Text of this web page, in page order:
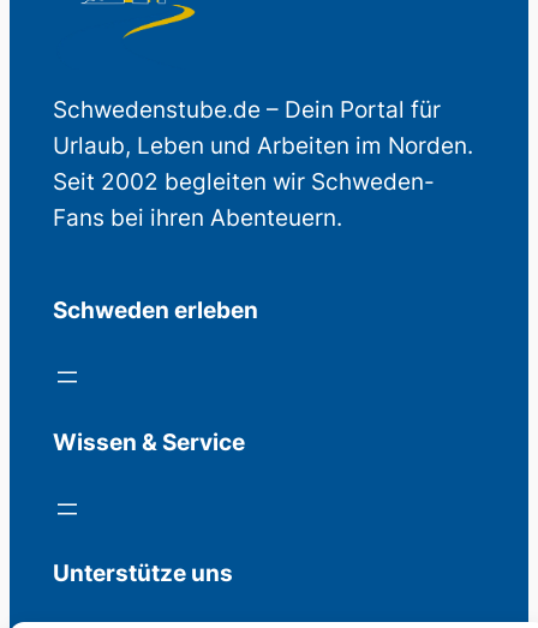
Schwedenstube.de – Dein Portal für
Urlaub, Leben und Arbeiten im Norden.
Seit 2002 begleiten wir Schweden-
Fans bei ihren Abenteuern.
Schweden erleben
Wissen & Service
Unterstütze uns